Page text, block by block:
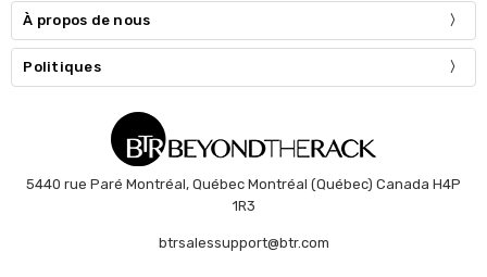
À propos de nous
Politiques
5440 rue Paré Montréal, Québec Montréal (Québec) Canada H4P
1R3
btrsalessupport@btr.com